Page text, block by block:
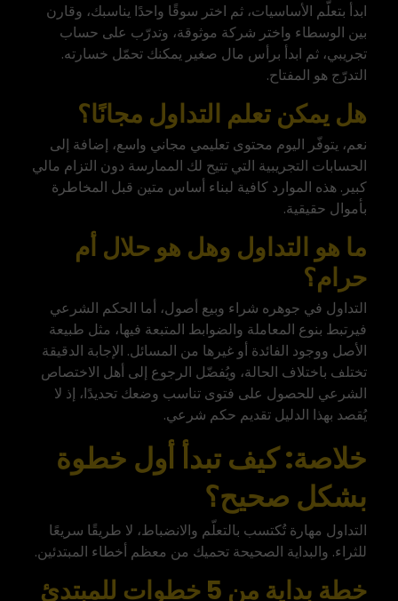
ابدأ بتعلّم الأساسيات، ثم اختر سوقًا واحدًا يناسبك، وقارن
بين الوسطاء واختر شركة موثوقة، وتدرّب على حساب
تجريبي، ثم ابدأ برأس مال صغير يمكنك تحمّل خسارته.
التدرّج هو المفتاح.
هل يمكن تعلم التداول مجانًا؟
نعم، يتوفّر اليوم محتوى تعليمي مجاني واسع، إضافة إلى
الحسابات التجريبية التي تتيح لك الممارسة دون التزام مالي
كبير. هذه الموارد كافية لبناء أساس متين قبل المخاطرة
بأموال حقيقية.
ما هو التداول وهل هو حلال أم
حرام؟
التداول في جوهره شراء وبيع أصول، أما الحكم الشرعي
فيرتبط بنوع المعاملة والضوابط المتبعة فيها، مثل طبيعة
الأصل ووجود الفائدة أو غيرها من المسائل. الإجابة الدقيقة
تختلف باختلاف الحالة، ويُفضّل الرجوع إلى أهل الاختصاص
الشرعي للحصول على فتوى تناسب وضعك تحديدًا، إذ لا
يُقصد بهذا الدليل تقديم حكم شرعي.
خلاصة: كيف تبدأ أول خطوة
بشكل صحيح؟
التداول مهارة تُكتسب بالتعلّم والانضباط، لا طريقًا سريعًا
للثراء. والبداية الصحيحة تحميك من معظم أخطاء المبتدئين.
خطة بداية من 5 خطوات للمبتدئ